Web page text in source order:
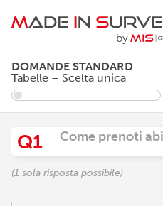
DOMANDE STANDARD
Tabelle – Scelta unica
Q1 Come prenoti
(1 sola risposta possibile)